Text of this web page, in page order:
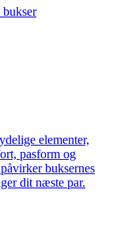
bukser
elementer,
pasform og
buksernes
dit næste par.